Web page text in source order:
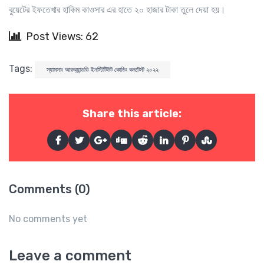
বুয়েটের ইফতেখার হাকিম কাওসার এর হাতে ২০ হাজার টাকা তুলে দেয়া হয়।
Post Views: 62
Tags: স্যামসাং আরঅ্যান্ডডি ইনস্টিটিউট কোডিং কনটেস্ট ২০২২
Share this article:
Comments (0)
No comments yet
Leave a comment